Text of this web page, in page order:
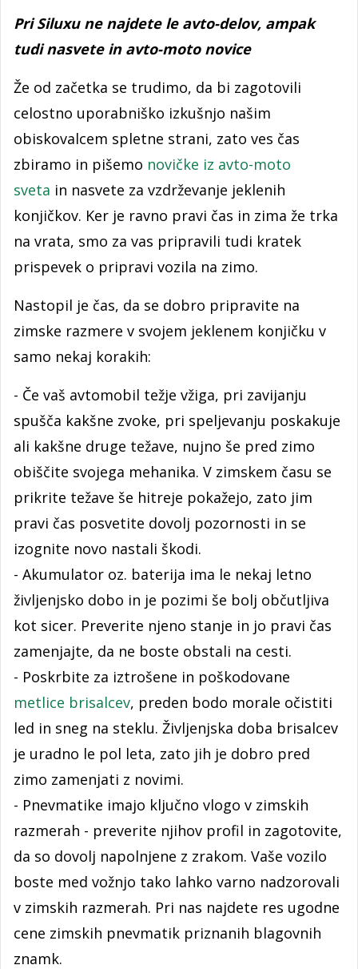
Pri Siluxu ne najdete le avto-delov, ampak
tudi nasvete in avto-moto novice
Že od začetka se trudimo, da bi zagotovili
celostno uporabniško izkušnjo našim
obiskovalcem spletne strani, zato ves čas
zbiramo in pišemo novičke iz avto-moto
sveta in nasvete za vzdrževanje jeklenih
konjičkov. Ker je ravno pravi čas in zima že trka
na vrata, smo za vas pripravili tudi kratek
prispevek o pripravi vozila na zimo.
Nastopil je čas, da se dobro pripravite na
zimske razmere v svojem jeklenem konjičku v
samo nekaj korakih:
- Če vaš avtomobil težje vžiga, pri zavijanju
spušča kakšne zvoke, pri speljevanju poskakuje
ali kakšne druge težave, nujno še pred zimo
obiščite svojega mehanika. V zimskem času se
prikrite težave še hitreje pokažejo, zato jim
pravi čas posvetite dovolj pozornosti in se
izognite novo nastali škodi.
- Akumulator oz. baterija ima le nekaj letno
življenjsko dobo in je pozimi še bolj občutljiva
kot sicer. Preverite njeno stanje in jo pravi čas
zamenjajte, da ne boste obstali na cesti.
- Poskrbite za iztrošene in poškodovane
metlice brisalcev, preden bodo morale očistiti
led in sneg na steklu. Življenjska doba brisalcev
je uradno le pol leta, zato jih je dobro pred
zimo zamenjati z novimi.
- Pnevmatike imajo ključno vlogo v zimskih
razmerah - preverite njihov profil in zagotovite,
da so dovolj napolnjene z zrakom. Vaše vozilo
boste med vožnjo tako lahko varno nadzorovali
v zimskih razmerah. Pri nas najdete res ugodne
cene zimskih pnevmatik priznanih blagovnih
znamk.